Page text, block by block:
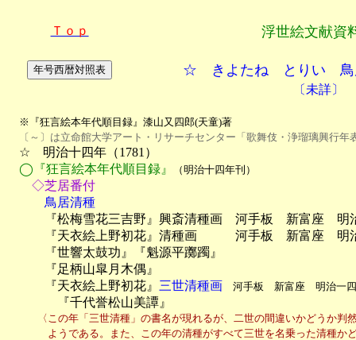
Ｔｏｐ 浮世絵文献資
☆ きよたね とりい
〔未詳〕
※『狂言絵本年代順目録』漆山又四郎(天童)著
〔～〕は立命館大学アート・リサーチセンター「歌舞伎・浄瑠璃興行
☆　明治十四年（1781）
◯『狂言絵本年代順目録』
（明治十四年刊）
◇芝居番付
鳥居清種
『松梅雪花三吉野』興斎清種画　河手板　新富座　明
『天衣絵上野初花』清種画　　　河手板　新富座　明
『世響太鼓功』『魁源平躑躅』
『足柄山皐月
『天衣絵上野初花』 三世清種画 河手板　新富座　明治一
『千代誉松山美譚』
〈この年「三世清種」の書名が現れるが、二世の間違いかどうか判然
ようである。また、この年の清種がすべて三世を名乗った清種かど